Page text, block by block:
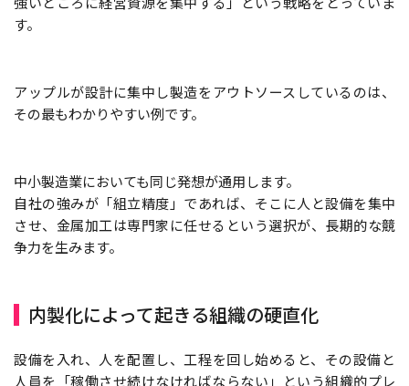
す。
アップルが設計に集中し製造をアウトソースしているのは、
その最もわかりやすい例です。
中小製造業においても同じ発想が通用します。
自社の強みが「組立精度」であれば、そこに人と設備を集中
させ、金属加工は専門家に任せるという選択が、長期的な競
争力を生みます。
内製化によって起きる組織の硬直化
設備を入れ、人を配置し、工程を回し始めると、その設備と
人員を「稼働させ続けなければならない」という組織的プレ